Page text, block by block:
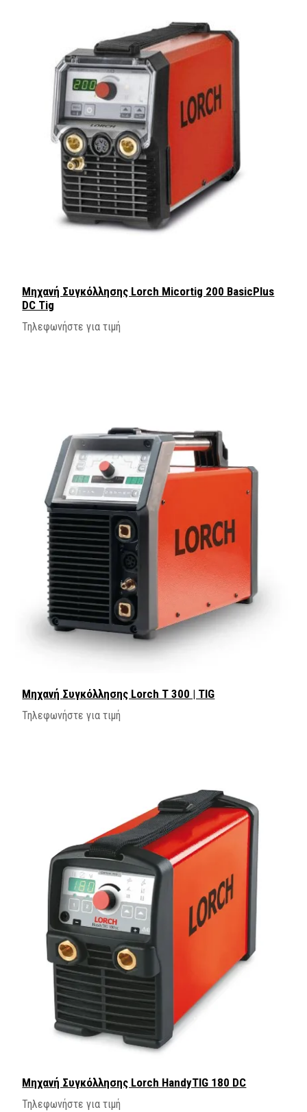
Μηχανή Συγκόλλησης Lorch Micortig 200 BasicPlus
DC Tig
Τηλεφωνήστε για τιμή
Μηχανή Συγκόλλησης Lorch T 300 | TIG
Τηλεφωνήστε για τιμή
Μηχανή Συγκόλλησης Lorch HandyTIG 180 DC
Τηλεφωνήστε για τιμή